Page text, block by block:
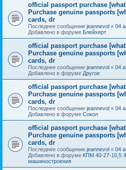
official passport purchase
Purchase genuine passports
cards, dr
Последнее сообщение jeannevol « 04
Добавлено в форуме Блейхерт
official passport purchase
Purchase genuine passports
cards, dr
Последнее сообщение jeannevol « 04
Добавлено в форуме Другое
official passport purchase
Purchase genuine passports
cards, dr
Последнее сообщение jeannevol « 04
Добавлено в форуме Сокол
official passport purchase
Purchase genuine passports
cards, dr
Последнее сообщение jeannevol « 04
Добавлено в форуме КПМ 40-27-10,5
машиностроения